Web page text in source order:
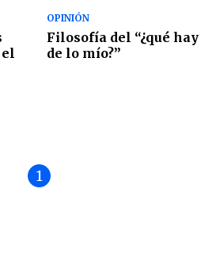
OPINIÓN
Filosofía del “¿qué hay
de lo mío?”
1